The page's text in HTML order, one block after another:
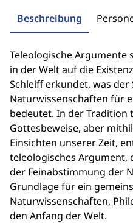
Beschreibung
Teleologische Argumente
in der Welt auf die
Schleiff erkundet, was
Naturwissenschaften für
bedeutet. In der Tradition
Gottesbeweise, aber
Einsichten unserer Zeit,
teleologisches Argument,
der Feinabstimmung der
Grundlage für ein
Naturwissenschaften,
den Anfang der Welt.